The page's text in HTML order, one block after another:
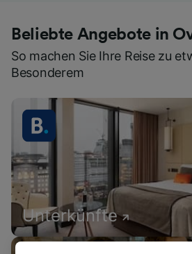
Beliebte Angebote in
So machen Sie Ihre Reise zu
Besonderem
Unterkünfte